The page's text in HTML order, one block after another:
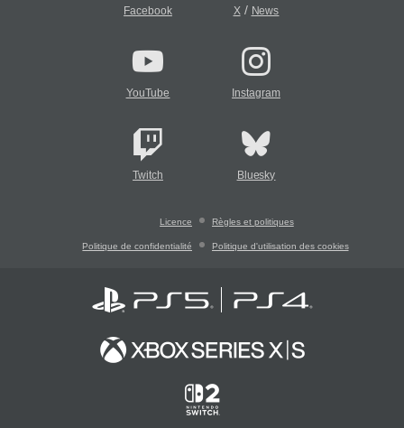
Facebook X/ News
YouTube Instagram
Twitch Bluesky
Licence Règles et politiques
Politique de confidentialité Politique d'utilisation des cookies